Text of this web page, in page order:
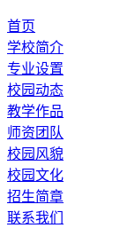
首页
学校简介
专业设置
校园动态
教学作品
师资团队
校园风貌
校园文化
招生简章
联系我们